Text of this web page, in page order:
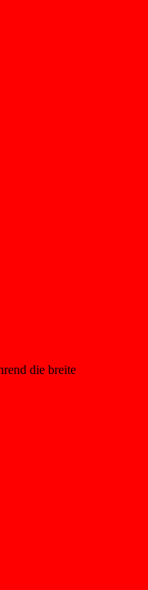
die breite